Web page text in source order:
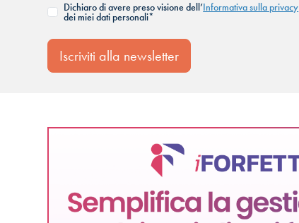
Dichiaro di avere preso visione dell’Informativa sulla privacy
dei miei dati personali*
Iscriviti alla newsletter